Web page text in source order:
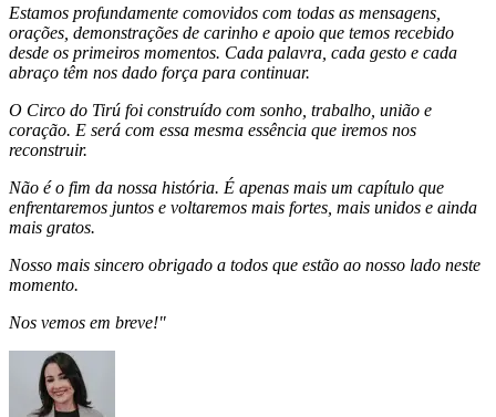
Estamos profundamente comovidos com todas as mensagens,
orações, demonstrações de carinho e apoio que temos recebido
desde os primeiros momentos. Cada palavra, cada gesto e cada
abraço têm nos dado força para continuar.
O Circo do Tirú foi construído com sonho, trabalho, união e
coração. E será com essa mesma essência que iremos nos
reconstruir.
Não é o fim da nossa história. É apenas mais um capítulo que
enfrentaremos juntos e voltaremos mais fortes, mais unidos e ainda
mais gratos.
Nosso mais sincero obrigado a todos que estão ao nosso lado neste
momento.
Nos vemos em breve!"